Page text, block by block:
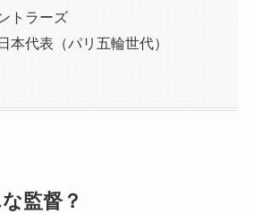
トラーズ
本代表（パリ五輪世代）
監督？